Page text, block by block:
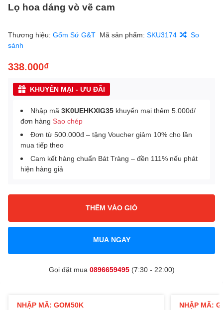
Lọ hoa dáng vò vẽ cam
Thương hiệu: Gốm Sứ G&T Mã sản phẩm: SKU3174
So
sánh
338.000₫
KHUYẾN MẠI - ƯU ĐÃI
Nhập mã 3K0UEHKXIG35 khuyến mại thêm 5.000đ/
đơn hàng Sao chép
Đơn từ 500.000đ – tặng Voucher giảm 10% cho lần
mua tiếp theo
Cam kết hàng chuẩn Bát Tràng – đền 111% nếu phát
hiện hàng giả
THÊM VÀO GIỎ
MUA NGAY
Gọi đặt mua 0896659495(7:30 - 22:00)
NHẬP MÃ: GOM50K NHẬP MÃ: